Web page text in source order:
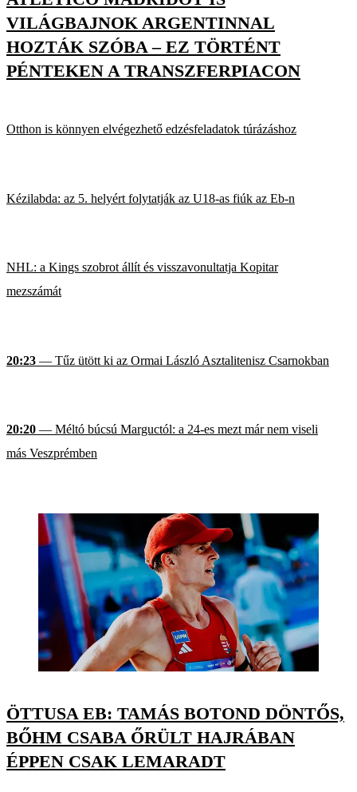
VILÁGBAJNOK ARGENTINNAL
HOZTÁK SZÓBA – EZ TÖRTÉNT
PÉNTEKEN A TRANSZFERPIACON
Otthon is könnyen elvégezhető edzésfeladatok túrázáshoz
Kézilabda: az 5. helyért folytatják az U18-as fiúk az Eb-n
NHL: a Kings szobrot állít és visszavonultatja Kopitar
mezszámát
20:23 — Tűz ütött ki az Ormai László Asztalitenisz Csarnokban
20:20 — Méltó búcsú Marguctól: a 24-es mezt már nem viseli
más Veszprémben
ÖTTUSA EB: TAMÁS BOTOND DÖNTŐS,
BŐHM CSABA ŐRÜLT HAJRÁBAN
ÉPPEN CSAK LEMARADT